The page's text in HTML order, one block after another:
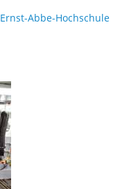
Ernst-Abbe-Hochschule